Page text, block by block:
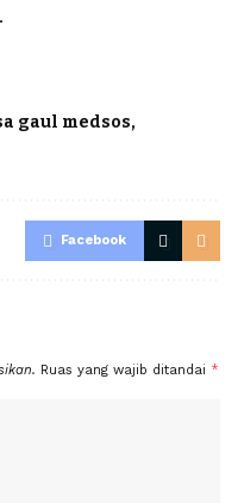
gaul medsos
Facebook
Ruas yang wajib ditandai *